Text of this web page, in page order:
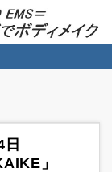
ドでボディ
」